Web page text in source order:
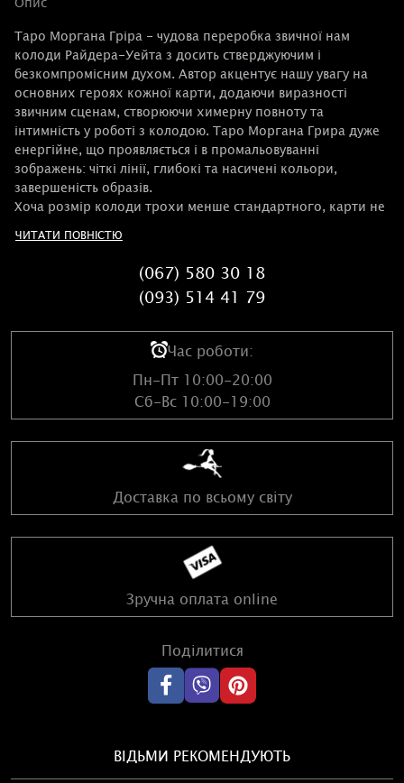
Таро Моргана Гріра - чудова переробка звичної нам
колоди Райдера-Уейта з досить стверджуючим і
безкомпромісним духом. Автор акцентує нашу увагу на
основних героях кожної карти, додаючи виразності
звичним сценам, створюючи химерну повноту та
інтимність у роботі з колодою. Таро Моргана Грира дуже
енергійне, що проявляється і в промальовуванні
зображень: чіткі лінії, глибокі та насичені кольори,
завершеність образів.
Хоча розмір колоди трохи менше стандартного, карти не
Грира формує ненав'язливе, але напрочуд конкретне
відчуття присутності.
Ця колода чудово підходить як для новачків, так і для
І вам не доведеться думати про мішечок і безпеку карт -
Таро Моргана Грира представлено в барвистій
автентичній бляшаній коробочці.
ЧИТАТИ ПОВНІСТЮ
(067) 580 30 18
(093) 514 41 79
Час роботи:
Пн-Пт 10:00-20:00
Сб-Вс 10:00-19:00
Доставка по всьому світу
Зручна оплата online
Поділитися
ВІДЬМИ РЕКОМЕНДУЮТЬ